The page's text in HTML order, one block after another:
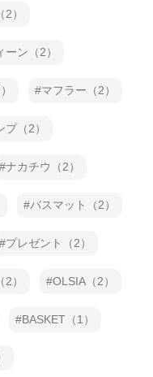
）
ーン（2）
マフラー（2）
プ（2）
ナカチウ（2）
バスマット（2）
プレゼント（2）
） OLSIA（2）
BASKET（1）